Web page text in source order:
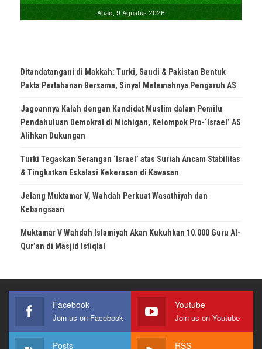
Ditandatangani di Makkah: Turki, Saudi & Pakistan Bentuk
Pakta Pertahanan Bersama, Sinyal Melemahnya Pengaruh AS
Jagoannya Kalah dengan Kandidat Muslim dalam Pemilu
Pendahuluan Demokrat di Michigan, Kelompok Pro-‘Israel’ AS
Alihkan Dukungan
Turki Tegaskan Serangan ‘Israel’ atas Suriah Ancam Stabilitas
& Tingkatkan Eskalasi Kekerasan di Kawasan
Jelang Muktamar V, Wahdah Perkuat Wasathiyah dan
Kebangsaan
Muktamar V Wahdah Islamiyah Akan Kukuhkan 10.000 Guru Al-
Qur’an di Masjid Istiqlal
Facebook
Join us on Facebook
Youtube
Join us on Youtube
Posts RSS